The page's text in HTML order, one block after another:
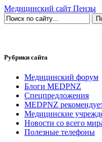
Медицинский сайт Пензы
Рубрики сайта
Медицинский форум
Блоги MEDPNZ
Спецпредложения
MEDPNZ
Медицинские
Новости со всего
Полезные телефоны